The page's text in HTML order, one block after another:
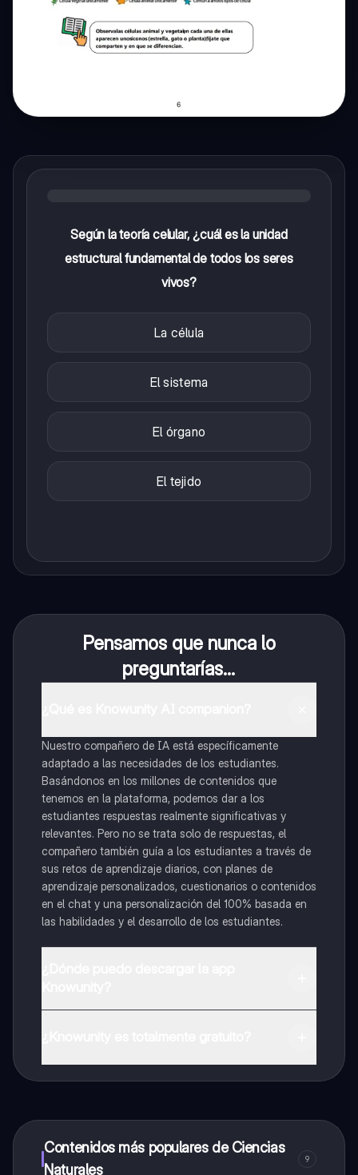
Según la teoría celular, ¿cuál es la unidad
estructural fundamental de todos los seres
vivos?
La célula
El sistema
El órgano
El tejido
Pensamos que nunca lo
preguntarías...
Nuestro compañero de IA está específicamente
adaptado a las necesidades de los estudiantes.
Basándonos en los millones de contenidos que
tenemos en la plataforma, podemos dar a los
estudiantes respuestas realmente significativas y
relevantes. Pero no se trata solo de respuestas, el
compañero también guía a los estudiantes a través de
sus retos de aprendizaje diarios, con planes de
aprendizaje personalizados, cuestionarios o contenidos
en el chat y una personalización del 100% basada en
las habilidades y el desarrollo de los estudiantes.
a determinadas funciones.
Contenidos más populares de Ciencias
Naturales
9